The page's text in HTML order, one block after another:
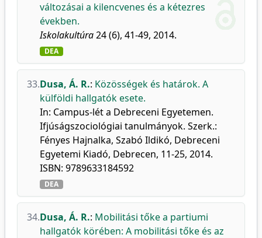
változásai a kilencvenes és a kétezres
években.
Iskolakultúra24 (6), 41-49, 2014.
DEA
33.Dusa, Á. R.: Közösségek és határok. A
külföldi hallgatók esete.
In: Campus-lét a Debreceni Egyetemen.
Ifjúságszociológiai tanulmányok. Szerk.:
Fényes Hajnalka, Szabó Ildikó, Debreceni
Egyetemi Kiadó, Debrecen, 11-25, 2014.
ISBN: 9789633184592
DEA
34.Dusa, Á. R.: Mobilitási tőke a partiumi
hallgatók körében: A mobilitási tőke és az